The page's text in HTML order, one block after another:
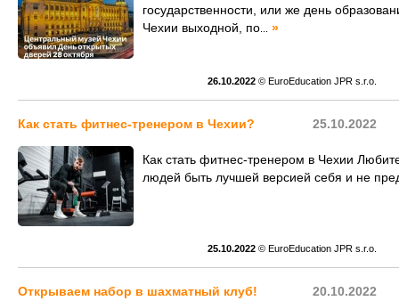
государственности, или же день
Чехии выходной, по
»
26.10.2022 © EuroEducation JPR s.r.o.
25.10.2022
Как стать фитнес-тренером в Чехии?
Как стать фитнес-тренером в Чехии
людей быть лучшей версией себя и не
25.10.2022 © EuroEducation JPR s.r.o.
20.10.2022
Открываем набор в шахматный клуб!